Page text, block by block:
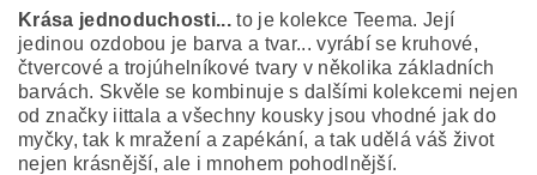
Krása jednoduchosti...to je kolekce Teema. Její
jedinou ozdobou je barva a tvar... vyrábí se kruhové,
čtvercové a trojúhelníkové tvary v několika základních
barvách. Skvěle se kombinuje s dalšími kolekcemi nejen
od značky iittala a všechny kousky jsou vhodné jak do
myčky, tak k mražení a zapékání, a tak udělá váš život
nejen krásnější, ale i mnohem pohodlnější.